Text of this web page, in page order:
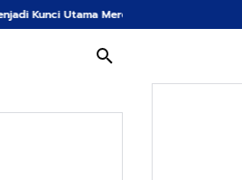
Ancaman Kebakaran Hutan di Bumi